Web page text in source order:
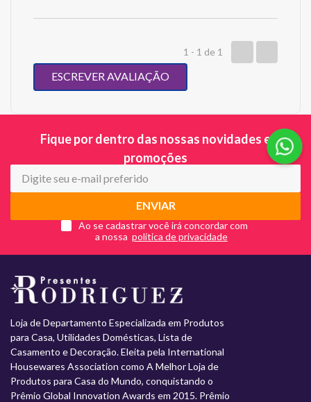
1 - 1 de 1
ESCREVER AVALIAÇÃO
Fique por dentro das nossas novidades e
promoções
ENVIAR
Ao se cadastrar você irá concordar com
a nossa
Loja de Departamento Especializada em Produtos
para Casa, Utilidades Domésticas, Lista de
Casamento e Decoração. Eleita pela International
Housewares Association como A Melhor Loja de
Produtos para Casa do Mundo, conquistando o
Prêmio Global Innovation Awards em 2015. Prêmio